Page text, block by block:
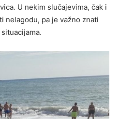
U nekim slučajevima, čak i
nelagodu, pa je važno znati